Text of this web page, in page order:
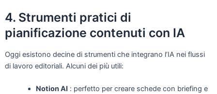
4. Strumenti pratici di
pianificazione contenuti con IA
Oggi esistono decine di strumenti che integrano l’IA nei flussi
di lavoro editoriali. Alcuni dei più utili:
Notion AI : perfetto per creare schede con briefing e